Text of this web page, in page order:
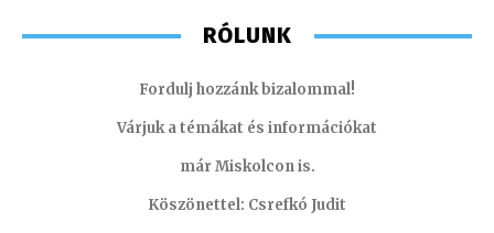
RÓLUNK
Fordulj hozzánk bizalommal!
Várjuk a témákat és információkat
már Miskolcon is.
Köszönettel: Csrefkó Judit